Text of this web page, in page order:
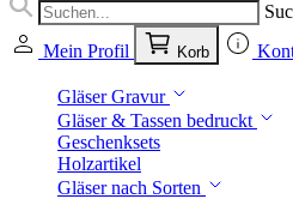
Mein Profil Korb
Gläser Gravur
Gläser & Tassen bedruckt
Geschenksets
Holzartikel
Gläser nach Sorten